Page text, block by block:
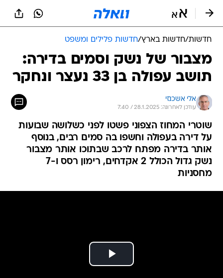
חדשות/חדשות בארץ/חדשות פלילים ומשפט
מצבור של נשק וסמים בדירה:
תושב עפולה בן 33 נעצר ונחקר
אלי אשכנזי
עודכן לאחרונה: 28.1.2025 / 7:40
שוטרי המחוז הצפוני פשטו לפני כשלושה שבועות
על דירה בעפולה וחשפו בה סמים רבים, בנוסף
אותר בדירה מפתח לרכב שבתוכו אותר מצבור
נשק גדול הכולל 2 אקדחים, רימון רסס ו-7
מחסניות